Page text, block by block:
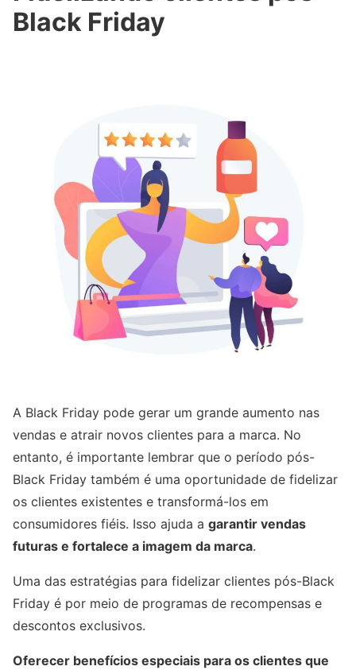
Black Friday
A Black Friday pode gerar um grande aumento nas
vendas e atrair novos clientes para a marca. No
entanto, é importante lembrar que o período pós-
Black Friday também é uma oportunidade de fidelizar
os clientes existentes e transformá-los em
consumidores fiéis. Isso ajuda a garantir vendas
futuras e fortalece a imagem da marca.
Uma das estratégias para fidelizar clientes pós-Black
Friday é por meio de programas de recompensas e
descontos exclusivos.
Oferecer benefícios especiais para os clientes que